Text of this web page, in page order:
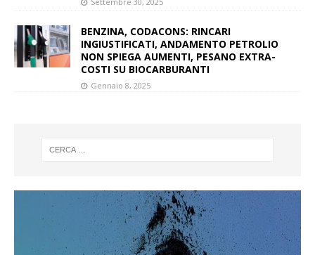
BENZINA, CODACONS: RINCARI
INGIUSTIFICATI, ANDAMENTO PETROLIO
NON SPIEGA AUMENTI, PESANO EXTRA-
COSTI SU BIOCARBURANTI
Gennaio 8, 2025